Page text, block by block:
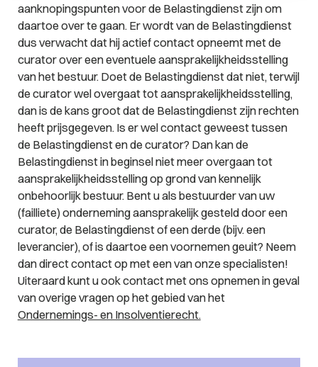
aanknopingspunten voor de Belastingdienst zijn om
daartoe over te gaan. Er wordt van de Belastingdienst
dus verwacht dat hij actief contact opneemt met de
curator over een eventuele aansprakelijkheidsstelling
van het bestuur. Doet de Belastingdienst dat niet, terwijl
de curator wel overgaat tot aansprakelijkheidsstelling,
dan is de kans groot dat de Belastingdienst zijn rechten
heeft prijsgegeven. Is er wel contact geweest tussen
de Belastingdienst en de curator? Dan kan de
Belastingdienst in beginsel niet meer overgaan tot
aansprakelijkheidsstelling op grond van kennelijk
onbehoorlijk bestuur. Bent u als bestuurder van uw
(failliete) onderneming aansprakelijk gesteld door een
curator, de Belastingdienst of een derde (bijv. een
leverancier), of is daartoe een voornemen geuit? Neem
dan direct contact op met een van onze specialisten!
Uiteraard kunt u ook contact met ons opnemen in geval
van overige vragen op het gebied van het
Ondernemings- en Insolventierecht.